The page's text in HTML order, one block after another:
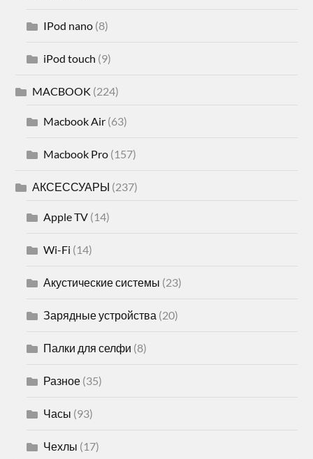
IPod nano (8)
iPod touch (9)
MACBOOK (224)
Macbook Air (63)
Macbook Pro (157)
АКСЕССУАРЫ (237)
Apple TV (14)
Wi-Fi (14)
Акустические системы (23)
Зарядные устройства (20)
Палки для селфи (8)
Разное (35)
Часы (93)
Чехлы (17)